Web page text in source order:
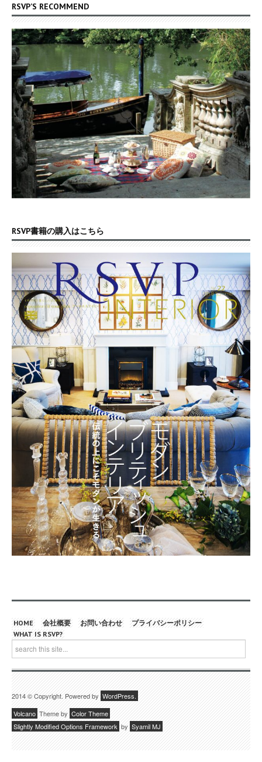
RSVP’S RECOMMEND
RSVP書籍の購入はこちら
HOME 会社概要 お問い合わせ
プライバシーポリシー
WHAT IS RSVP?
2014 © Copyright. Powered byWordPress.
VolcanoTheme byColor Theme
Slightly Modified Options Framework bySyamil MJ